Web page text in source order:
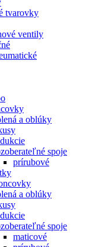
tvarovky
ventily
a oblúky
spoje
prírubové
a oblúky
spoje
maticové